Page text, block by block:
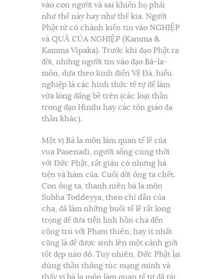
vào con người và sai khiến họ phải
như thế này hay như thế kia. Người
Phật tử có chánh kiến tin vào NGHIỆP
và QUẢ CỦA NGHIỆP (Kamma &
Kamma Vipaka). Trước khi đạo Phật ra
đời, những người tin vào đạo Bà-la-
môn, dựa theo kinh điển Vệ Đà, hiểu
nghiệp là các hình thức tế tự để làm
vừa lòng đấng bề trên (các loại thần
trong đạo Hindu hay các tôn giáo đa
thần khác).
Một vị Bà la môn làm quan tế lễ của
vua Pasenadi, người sống cùng thời
với Đức Phật, rất giàu có nhưng hà
tiện và hám của. Cuối đời ông ta chết.
Con ông ta, thanh niên bà la môn
Subha Toddeyya, theo chỉ dẫn của
cha, đã làm những buổi tế lễ rất long
trọng để đưa tiễn linh hồn cha đến
cộng trú với Phạm thiên, hay ít nhất
cũng là để được sinh lên một cảnh giới
tốt đẹp nào đó. Tuy nhiên, Đức Phật lại
dùng thần thông túc mạng minh và
thấy vị bà la môn làm quan tế tự đã tái